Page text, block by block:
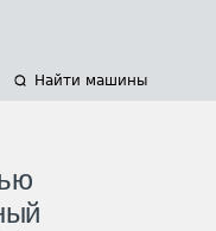
Найти машины